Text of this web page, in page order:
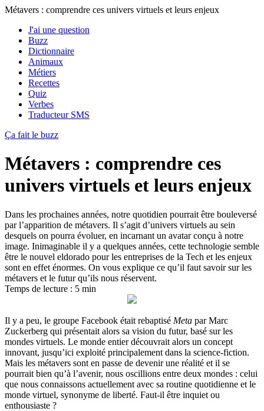
Métavers : comprendre ces univers virtuels et leurs enjeux
J'ai une question
Buzz
Dictionnaire
Animaux
Métiers
Recettes
Quiz
Verbes
Traducteur SMS
Ça fait le buzz
Métavers : comprendre ces
univers virtuels et leurs enjeux
Dans les prochaines années, notre quotidien pourrait être bouleversé
par l’apparition de métavers. Il s’agit d’univers virtuels au sein
desquels on pourra évoluer, en incarnant un avatar conçu à notre
image. Inimaginable il y a quelques années, cette technologie semble
être le nouvel eldorado pour les entreprises de la Tech et les enjeux
sont en effet énormes. On vous explique ce qu’il faut savoir sur les
métavers et le futur qu’ils nous réservent.
Temps de lecture : 5 min
Il y a peu, le groupe Facebook était rebaptisé Meta par Marc
Zuckerberg qui présentait alors sa vision du futur, basé sur les
mondes virtuels. Le monde entier découvrait alors un concept
innovant, jusqu’ici exploité principalement dans la science-fiction.
Mais les métavers sont en passe de devenir une réalité et il se
pourrait bien qu’à l’avenir, nous oscillions entre deux mondes : celui
que nous connaissons actuellement avec sa routine quotidienne et le
monde virtuel, synonyme de liberté. Faut-il être inquiet ou
enthousiaste ?